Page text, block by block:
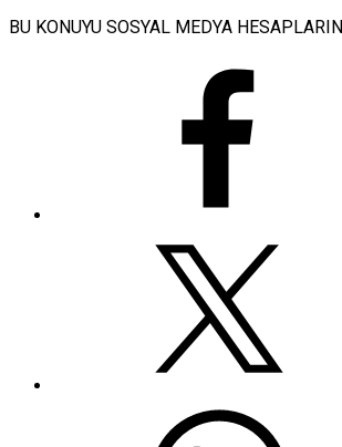
BU KONUYU SOSYAL MEDYA